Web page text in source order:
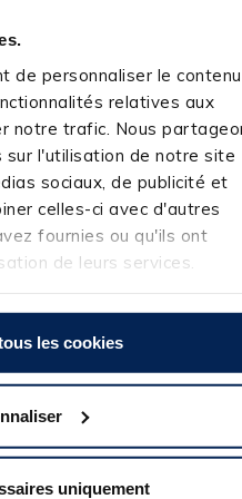
de personnaliser le
relatives aux
notre trafic. Nous
l'utilisation de notre site
sociaux, de publicité et
celles-ci avec d'autres
fournies ou qu'ils ont
de leurs services.
les cookies
uniquement
Au top
Avis du 18/09/2024 , suite
expérience du23/08/2024
Utile(0) Signaler
pacificpeche.com
Merci infiniment
commentaire
sommes ravis